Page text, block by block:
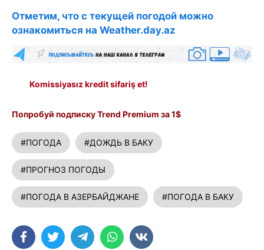
Отметим, что с текущей погодой можно
ознакомиться на Weather.day.az
Komissiyasız kredit sifariş et!
Попробуй подписку Trend Premium за 1$
#ПОГОДА #ДОЖДЬ В БАКУ
#ПРОГНОЗ ПОГОДЫ
#ПОГОДА В АЗЕРБАЙДЖАНЕ #ПОГОДА В БАКУ